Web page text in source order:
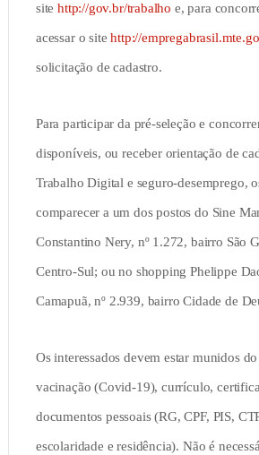
sitehttp://gov.br/trabalho e, para
acessar o sitehttp://
solicitação de cadastro.
Para participar da pré-seleção e
disponíveis, ou receber orientação de
Trabalho Digital e seguro-desemprego,
comparecer a um dos postos do Sine
Constantino Nery, nº 1.272, bairro São
Centro-Sul; ou no shopping Phelippe
Camapuã, nº 2.939, bairro Cidade de
Os interessados devem estar munidos
vacinação (Covid-19), currículo,
documentos pessoais (RG, CPF, PIS,
escolaridade e residência). Não é